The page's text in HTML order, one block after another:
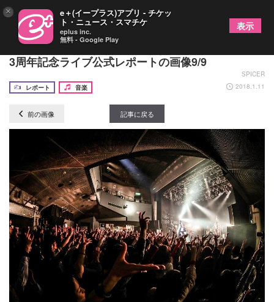
CLØWD “越えなければいけない壁”を越えた結成
3周年記念ライブ公式レポートの画像9/9
SPICER
レポート
音楽 2018.1.11
前の画像 記事に戻る
× e＋(イープラス)アプリ - チケッ
ト・ニュース・スマチケ
eplus inc.
無料 - Google Play
表示